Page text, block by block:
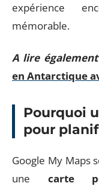
expérience
mémorable.
A lire
en Antarctique
Pourquoi
pour
Google My Maps
une carte